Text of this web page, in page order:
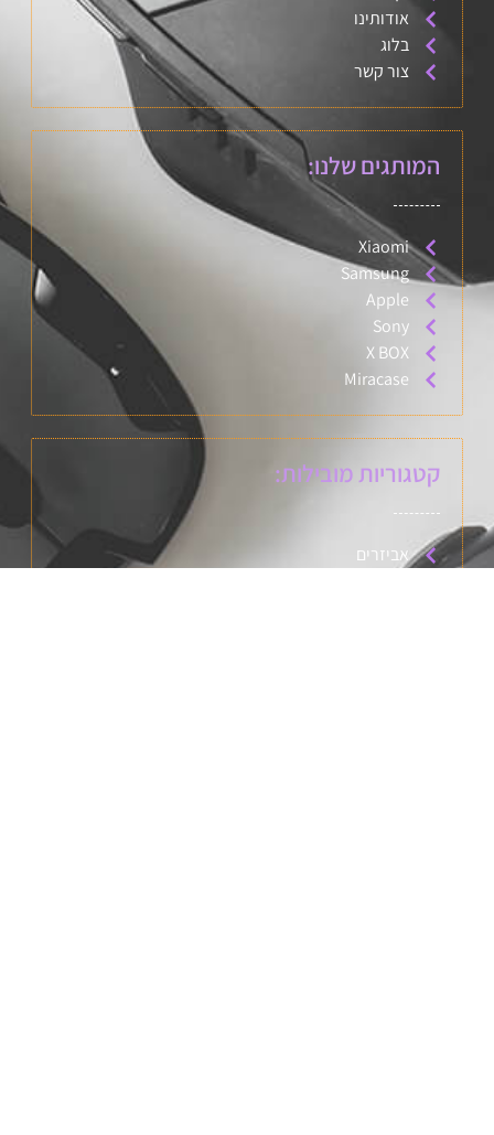
אודותינו
בלוג
צור קשר
המותגים שלנו:
Xiaomi
Samsung
Apple
Sony
X BOX
Miracase
קטגוריות מובילות:
אביזרים